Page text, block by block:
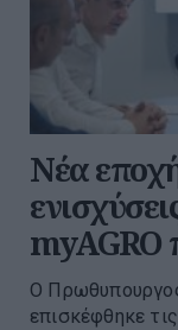
Νέα
myAGRO
O
επισκέφθηκε